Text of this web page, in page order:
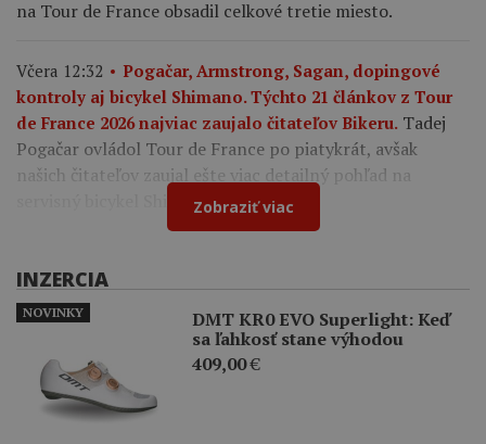
na Tour de France obsadil celkové tretie miesto.
Včera 12:32
Pogačar, Armstrong, Sagan, dopingové
kontroly aj bicykel Shimano. Týchto 21 článkov z Tour
de France 2026 najviac zaujalo čitateľov Bikeru. Tadej
Pogačar ovládol Tour de France po piatykrát, avšak
našich čitateľov zaujal ešte viac detailný pohľad na
servisný bicykel Shimano.Zobraziť viac
INZERCIA
DMT KR0 EVO Superlight: Keď
sa ľahkosť stane výhodou
409,00€
NOVINKY